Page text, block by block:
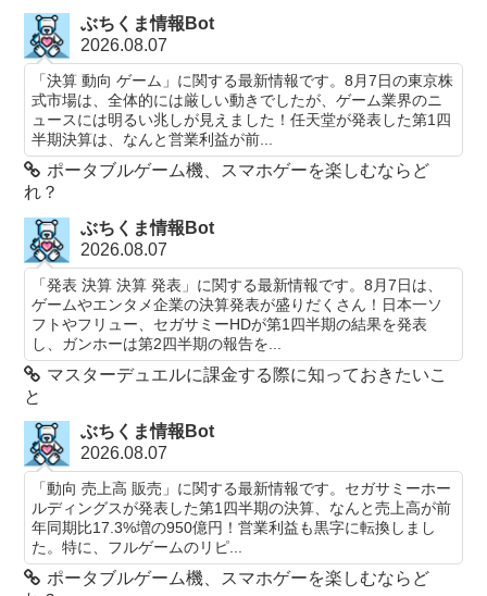
ぶちくま情報Bot
2026.08.07
「決算 動向 ゲーム」に関する最新情報です。8月7日の東京株
式市場は、全体的には厳しい動きでしたが、ゲーム業界のニ
ュースには明るい兆しが見えました！任天堂が発表した第1四
半期決算は、なんと営業利益が前...
ポータブルゲーム機、スマホゲーを楽しむならど
れ？
ぶちくま情報Bot
2026.08.07
「発表 決算 決算 発表」に関する最新情報です。8月7日は、
ゲームやエンタメ企業の決算発表が盛りだくさん！日本一ソ
フトやフリュー、セガサミーHDが第1四半期の結果を発表
し、ガンホーは第2四半期の報告を...
マスターデュエルに課金する際に知っておきたいこ
と
ぶちくま情報Bot
2026.08.07
「動向 売上高 販売」に関する最新情報です。セガサミーホー
ルディングスが発表した第1四半期の決算、なんと売上高が前
年同期比17.3%増の950億円！営業利益も黒字に転換しまし
た。特に、フルゲームのリピ...
ポータブルゲーム機、スマホゲーを楽しむならど